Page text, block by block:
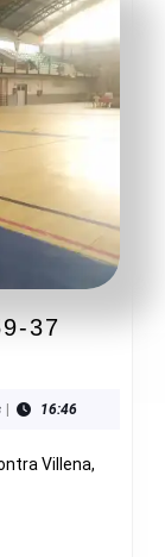
37
16:46
Villena,